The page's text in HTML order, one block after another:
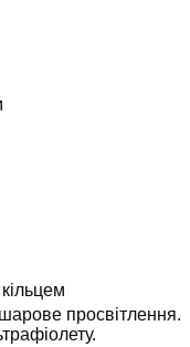
просвітлення.